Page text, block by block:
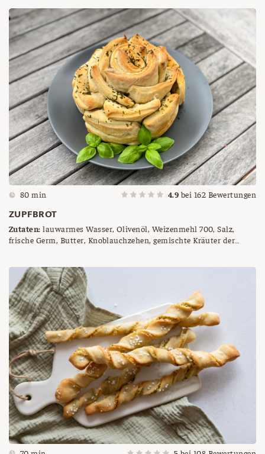
80 min 4.9 bei 162 Bewertungen
ZUPFBROT
Zutaten: lauwarmes Wasser, Olivenöl, Weizenmehl 700, Salz,
frische Germ, Butter, Knoblauchzehen, gemischte Kräuter der